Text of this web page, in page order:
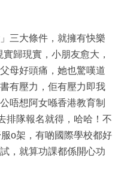
三大條件，就擁有快樂
歸現實，小朋友愈大，
母好頭痛，她也驚嘆道
有壓力，佢有壓力即我
唔想阿女喺香港教育制
排隊報名就得，哈哈！不
o架，有啲國際學校都好
，就算功課都係開心功